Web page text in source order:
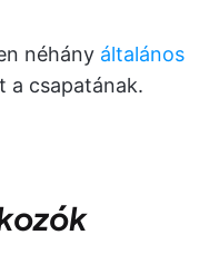
néhány általános
a csapatának.